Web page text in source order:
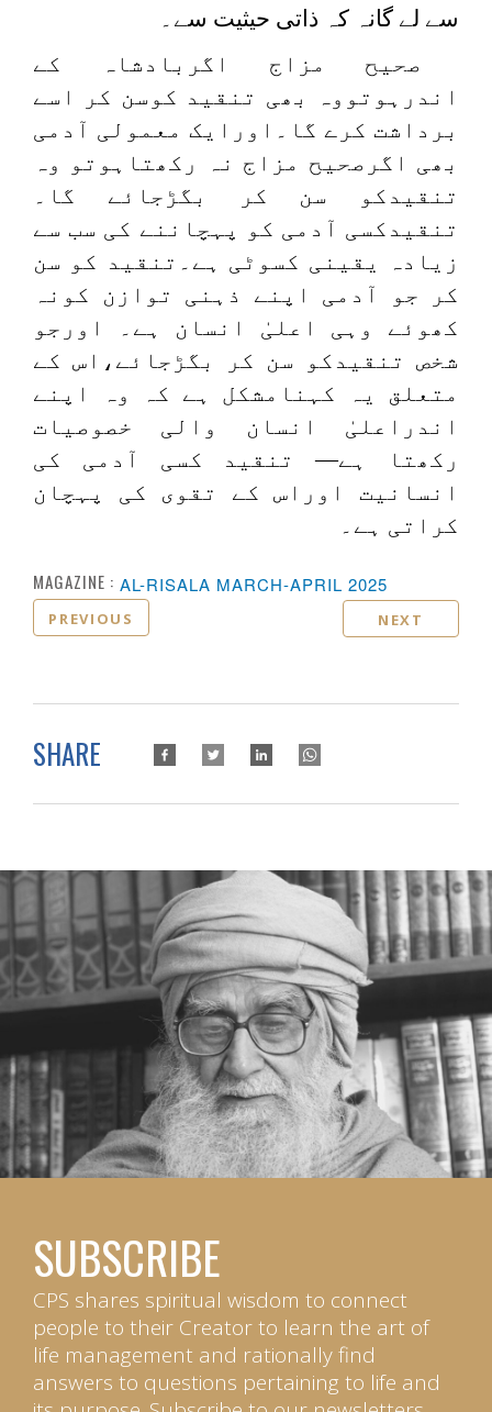
سے لے گانہ کہ ذاتی حیثیت سے۔
صحیح مزاج اگربادشاہ کے
اندرہوتووہ بھی تنقید کوسن کر اسے
برداشت کرے گا۔اورایک معمولی آدمی
بھی اگرصحیح مزاج نہ رکھتاہوتو وہ
تنقیدکو سن کر بگڑجائے گا۔
تنقیدکسی آدمی کو پہچاننے کی سب سے
زیادہ یقینی کسوٹی ہے۔تنقید کو سن
کر جو آدمی اپنے ذہنی توازن کونہ
کھوئے وہی اعلیٰ انسان ہے۔ اورجو
شخص تنقیدکو سن کر بگڑجائے،اس کے
متعلق یہ کہنامشکل ہے کہ وہ اپنے
اندراعلیٰ انسان والی خصوصیات
رکھتا ہے— تنقید کسی آدمی کی
انسانیت اوراس کے تقوی کی پہچان
کراتی ہے۔
MAGAZINE : AL-RISALA MARCH-APRIL 2025
PREVIOUS NEXT
SHARE
SUBSCRIBE
CPS shares spiritual wisdom to connect
people to their Creator to learn the art of
life management and rationally find
answers to questions pertaining to life and